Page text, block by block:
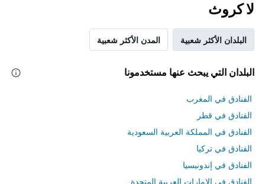
لا كروث
البلدان الأكثر شعبية المدن الأكثر شعبية
البلدان التي يبحث عنها مستخدمونا
الفنادق في المغرب
الفنادق في قطر
الفنادق في المملكة العربية السعودية
الفنادق في تركيا
الفنادق في إندونيسيا
الفنادق في الامارات العربية المتحدة